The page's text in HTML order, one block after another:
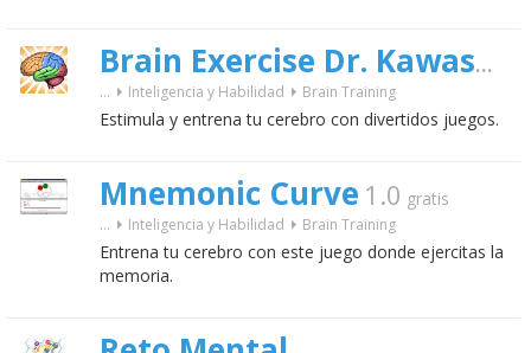
Brain Exercise Dr. Kawashima
... Inteligencia y Habilidad Brain Training
Estimula y entrena tu cerebro con divertidos juegos.
Mnemonic Curve 1.0 gratis
... Inteligencia y Habilidad Brain Training
Entrena tu cerebro con este juego donde ejercitas la
memoria.